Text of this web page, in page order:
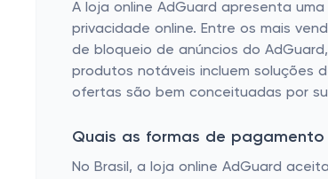
A loja online AdGuard apresenta
privacidade online. Entre os mais
de bloqueio de anúncios do
produtos notáveis ​​incluem soluções
ofertas são bem conceituadas por
Quais as formas de
No Brasil, a loja online AdGuard